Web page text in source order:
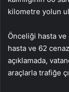
kilometre yolun
Önceliği hasta
hasta ve 62
açıklamada,
araçlarla trafiğe